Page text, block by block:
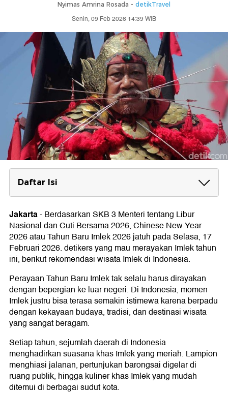
Nyimas Amrina Rosada - detikTravel
Senin, 09 Feb 2026 14:39 WIB
Daftar Isi
7 Rekomendasi Wisata Seru Untuk Rayakan
Imlek
1. Pasar Imlek Semawis, Semarang
2. Grebeg Sudiro, Solo
3. Bogor Street Festival, Bogor
4. Pulau Kemaro, Palembang
5. Pawai Tatung, Singkawang
7. Pulau Indah Kapuk (PIK), Jakarta Utara
Jakarta-Berdasarkan SKB 3 Menteri tentang Libur
Nasional dan Cuti Bersama 2026, Chinese New Year
2026 atau Tahun Baru Imlek 2026 jatuh pada Selasa, 17
Februari 2026. detikers yang mau merayakan Imlek tahun
ini, berikut rekomendasi wisata Imlek di Indonesia.
Perayaan Tahun Baru Imlek tak selalu harus dirayakan
dengan bepergian ke luar negeri. Di Indonesia, momen
Imlek justru bisa terasa semakin istimewa karena berpadu
dengan kekayaan budaya, tradisi, dan destinasi wisata
yang sangat beragam.
Setiap tahun, sejumlah daerah di Indonesia
menghadirkan suasana khas Imlek yang meriah. Lampion
menghiasi jalanan, pertunjukan barongsai digelar di
ruang publik, hingga kuliner khas Imlek yang mudah
ditemui di berbagai sudut kota.